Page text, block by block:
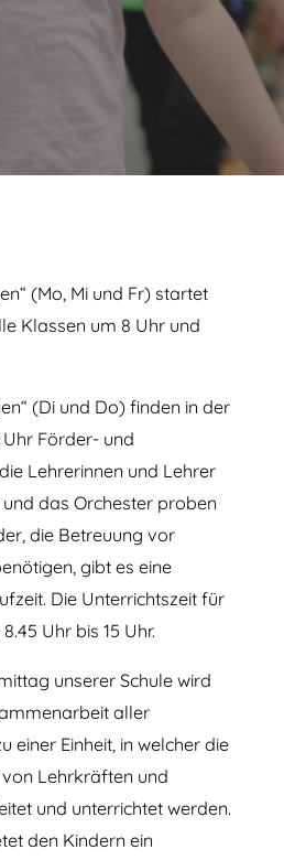
(Mo, Mi und Fr) startet
Klassen um 8 Uhr und
(Di und Do) finden in der
Uhr Förder- und
Lehrerinnen und Lehrer
das Orchester proben
die Betreuung vor
gibt es eine
Die Unterrichtszeit für
Uhr bis 15 Uhr.
unserer Schule wird
aller
einer Einheit, in welcher die
Lehrkräften und
und unterrichtet werden.
den Kindern ein